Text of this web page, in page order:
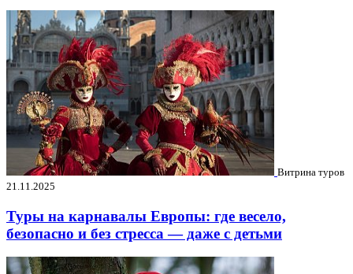
Витрина туров
21.11.2025
Туры на карнавалы Европы: где весело,
безопасно и без стресса — даже с детьми